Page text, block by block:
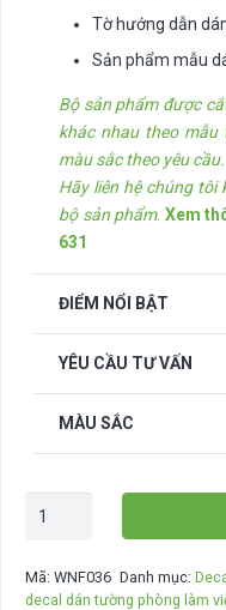
Tờ hướng dẫn
Sản phẩm mẫu
Bộ sản phẩm được
khác nhau theo mẫu
màu sắc theo yêu cầu.
Hãy liên hệ chúng tôi
bộ sản phẩm. Xem
631
ĐIỂM NỔI BẬT
YÊU CẦU TƯ VẤN
MÀU SẮC
Decal
Hoa
Mã: WNF036 Danh mục:
decal dán tường phòng làm